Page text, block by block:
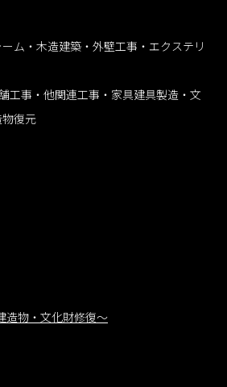
ム・木造建築・外壁工事・エクステリ
工事・他関連工事・家具建具製造・文
復元
造物・文化財修復～